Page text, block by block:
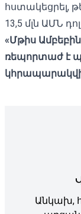
հստակեցրել,
13,5 մլն ԱՄՆ
«Մթիս
ռեպորտաժ է
Անկախ,